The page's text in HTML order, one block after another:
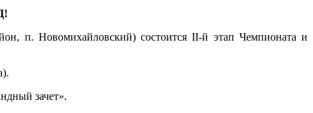
п. Новомихайловский) состоится II-й этап Чемпионата и
зачет».